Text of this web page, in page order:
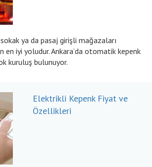
ya da pasaj girişli mağazaları
en iyi yoludur. Ankara’da otomatik kepenk
kuruluş bulunuyor.
Elektrikli Kepenk Fiyat ve
Özellikleri